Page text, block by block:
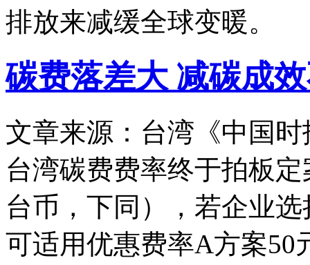
排放来减缓全球变暖。
碳费落差大 减碳成
文章来源：台湾《中国时
台湾碳费费率终于拍板
台币，下同），若企业
可适用优惠费率A方案50